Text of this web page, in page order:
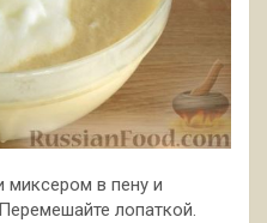
миксером в пену и
лопаткой.